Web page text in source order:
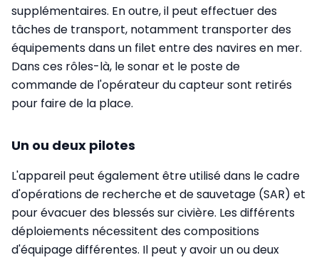
supplémentaires. En outre, il peut effectuer des
tâches de transport, notamment transporter des
équipements dans un filet entre des navires en mer.
Dans ces rôles-là, le sonar et le poste de
commande de l'opérateur du capteur sont retirés
pour faire de la place.
Un ou deux pilotes
L'appareil peut également être utilisé dans le cadre
d'opérations de recherche et de sauvetage (SAR) et
pour évacuer des blessés sur civière. Les différents
déploiements nécessitent des compositions
d'équipage différentes. Il peut y avoir un ou deux